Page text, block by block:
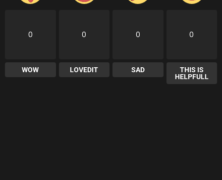
0
WOW
0
LOVEDIT
0
SAD
0
THIS IS
HELPFULL